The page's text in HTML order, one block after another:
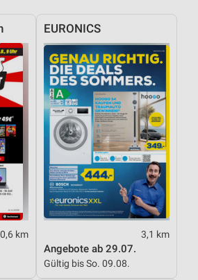
km
EURONICS
3,1 km
Angebote ab 29.07.
Gültig bis So. 09.08.